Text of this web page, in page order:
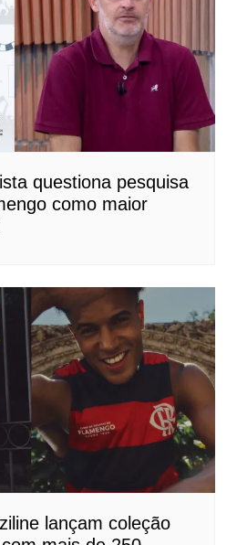
questiona pesquisa
como maior
lançam coleção